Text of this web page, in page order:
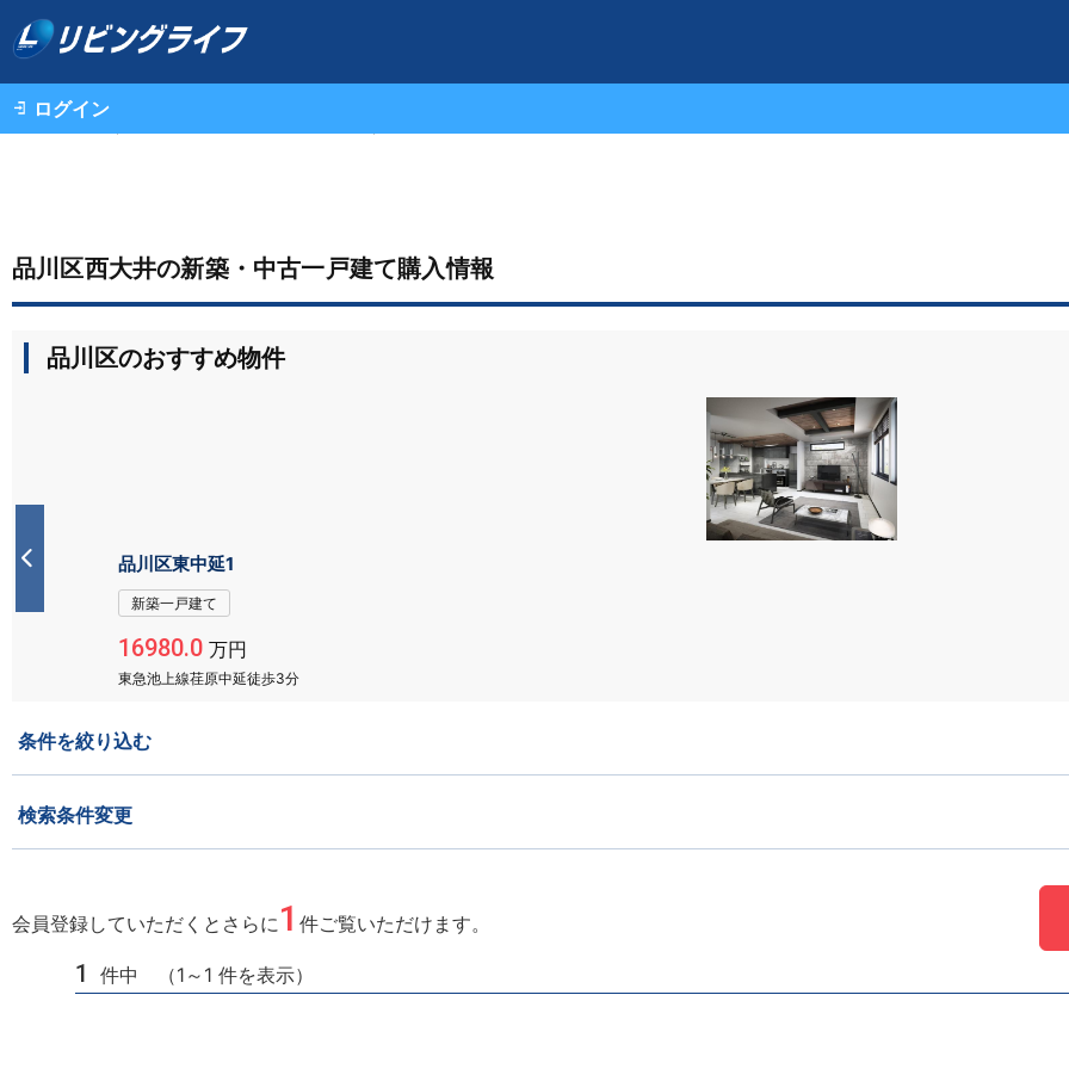
ログイン
不動産情報（一戸建て・中古マンション・土地）TOP
品川区西大井の新築・中古一戸建て購入情報
品川区のおすすめ物件
品川区東中延1
新築一戸建て
16980.0 万円
東急池上線荏原中延徒歩3分
条件を絞り込む
検索条件変更
会員登録していただくとさらに 1 件ご覧いただけます。
1 件中 （1～1 件を表示）